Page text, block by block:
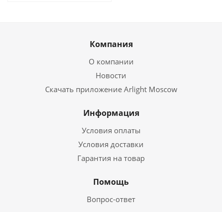
Компания
О компании
Новости
Скачать приложение Arlight Moscow
Информация
Условия оплаты
Условия доставки
Гарантия на товар
Помощь
Вопрос-ответ